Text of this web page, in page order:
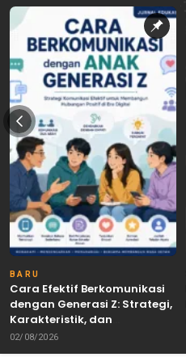
BARU
Cara Efektif Berkomunikasi
dengan Generasi Z: Strategi,
Karakteristik, dan
Tantangannya
02/08/2026